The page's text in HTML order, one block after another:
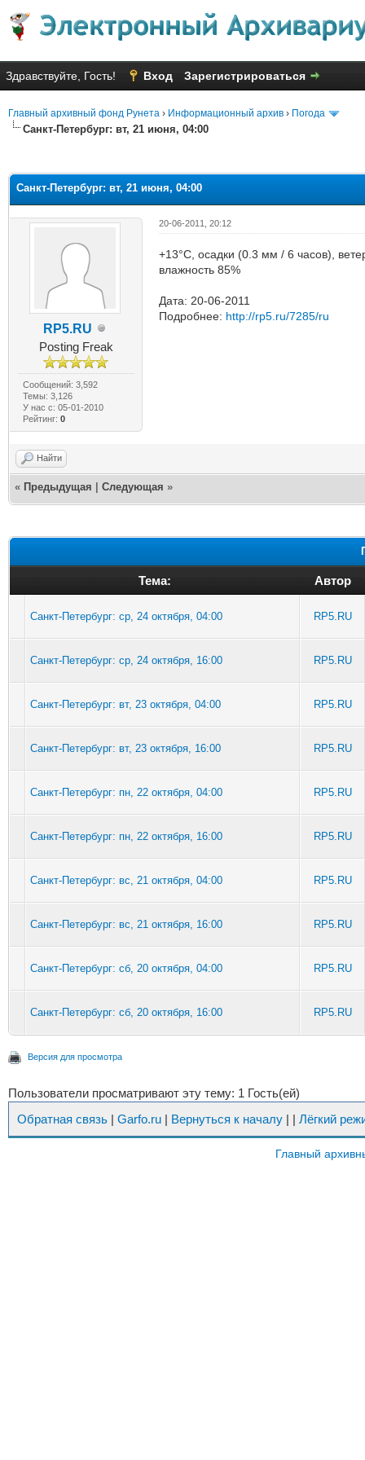
Здравствуйте, Гость! Вход Зарегистрироваться
Главный архивный фонд Рунета › Информационный архив › Погода
Санкт-Петербург: вт, 21 июня, 04:00
Санкт-Петербург: вт, 21 июня, 04:00
RP5.RU
Posting Freak
Сообщений: 3,592
Темы: 3,126
У нас с: 05-01-2010
Рейтинг: 0
20-06-2011, 20:12
+13°C, осадки (0.3 мм / 6 часов),
влажность 85%
Дата: 20-06-2011
Подробнее: http://rp5.ru/7285/ru
Найти
« Предыдущая Следующая »
Тема: Автор
Санкт-Петербург: ср, 24 октября, 04:00 RP5.RU
Санкт-Петербург: ср, 24 октября, 16:00 RP5.RU
Санкт-Петербург: вт, 23 октября, 04:00 RP5.RU
Санкт-Петербург: вт, 23 октября, 16:00 RP5.RU
Санкт-Петербург: пн, 22 октября, 04:00 RP5.RU
Санкт-Петербург: пн, 22 октября, 16:00 RP5.RU
Санкт-Петербург: вс, 21 октября, 04:00 RP5.RU
Санкт-Петербург: вс, 21 октября, 16:00 RP5.RU
Санкт-Петербург: сб, 20 октября, 04:00 RP5.RU
Санкт-Петербург: сб, 20 октября, 16:00 RP5.RU
Версия для просмотра
Пользователи просматривают эту тему: 1 Гость(ей)
Обратная связь | Garfo.ru | Вернуться к началу | | Лёгкий
Главный